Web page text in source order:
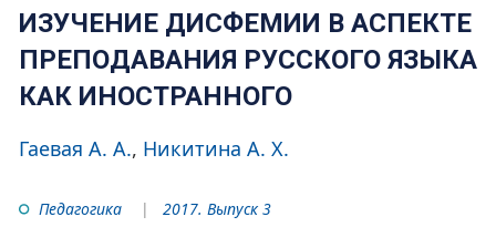
ИЗУЧЕНИЕ ДИСФЕМИИ В АСПЕКТЕ
ПРЕПОДАВАНИЯ РУССКОГО ЯЗЫКА
КАК ИНОСТРАННОГО
Гаевая А. А. Никитина А. Х.
Педагогика 2017. Выпуск 3